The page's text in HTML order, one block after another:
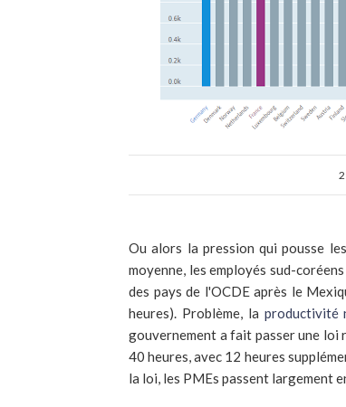
Ou alors la pression qui pousse
moyenne, les employés sud-
des pays de l'OCDE après le
heures). Problème, la productivité
gouvernement a fait passer une loi
40 heures, avec 12 heures
la loi, les PMEs passent largement